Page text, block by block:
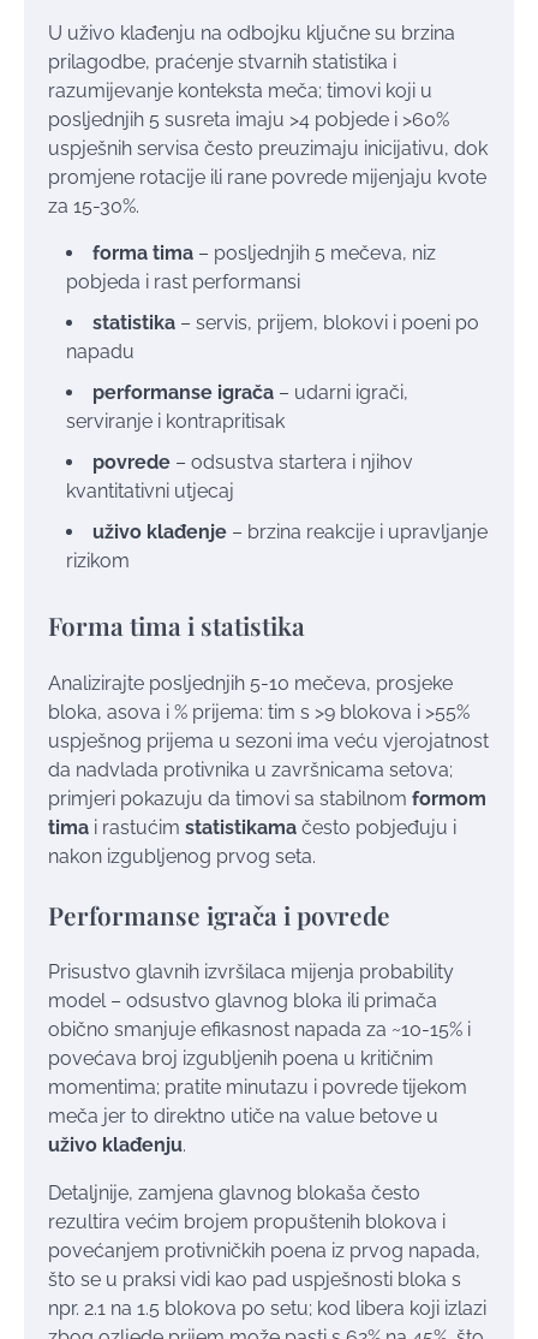
U uživo klađenju na odbojku ključne su brzina
prilagodbe, praćenje stvarnih statistika i
razumijevanje konteksta meča; timovi koji u
posljednjih 5 susreta imaju >4 pobjede i >60%
uspješnih servisa često preuzimaju inicijativu, dok
promjene rotacije ili rane povrede mijenjaju kvote
za 15-30%.
forma tima – posljednjih 5 mečeva, niz
pobjeda i rast performansi
statistika – servis, prijem, blokovi i poeni po
napadu
performanse igrača – udarni igrači,
serviranje i kontrapritisak
povrede – odsustva startera i njihov
kvantitativni utjecaj
uživo klađenje – brzina reakcije i upravljanje
rizikom
Forma tima i statistika
Analizirajte posljednjih 5-10 mečeva, prosjeke
bloka, asova i % prijema: tim s >9 blokova i >55%
uspješnog prijema u sezoni ima veću vjerojatnost
da nadvlada protivnika u završnicama setova;
primjeri pokazuju da timovi sa stabilnom formom
tima i rastućim statistikama često pobjeđuju i
nakon izgubljenog prvog seta.
Performanse igrača i povrede
Prisustvo glavnih izvršilaca mijenja probability
model – odsustvo glavnog bloka ili primača
obično smanjuje efikasnost napada za ~10-15% i
povećava broj izgubljenih poena u kritičnim
momentima; pratite minutazu i povrede tijekom
meča jer to direktno utiče na value betove u
uživo klađenju.
Detaljnije, zamjena glavnog blokaša često
rezultira većim brojem propuštenih blokova i
povećanjem protivničkih poena iz prvog napada,
što se u praksi vidi kao pad uspješnosti bloka s
npr. 2.1 na 1.5 blokova po setu; kod libera koji izlazi